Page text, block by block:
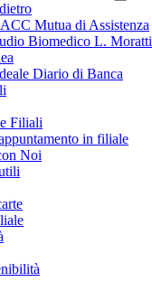
Mutua di Assistenza
Biomedico L. Moratti
Diario di Banca
Filiali
in filiale
Noi